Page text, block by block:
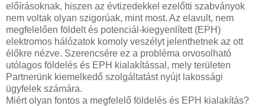
előírásoknak, hiszen az évtizedekkel ezelőtti szabványok
nem voltak olyan szigorúak, mint most. Az elavult, nem
megfelelően földelt és potenciál-kiegyenlített (EPH)
elektromos hálózatok komoly veszélyt jelenthetnek az ott
élőkre nézve. Szerencsére ez a probléma orvosolható
utólagos földelés és EPH kialakítással, mely területen
Partnerünk kiemelkedő szolgáltatást nyújt lakossági
ügyfelek számára.
Miért olyan fontos a megfelelő földelés és EPH kialakítás?